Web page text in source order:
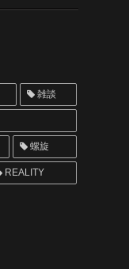
雑談
螺旋
REALITY